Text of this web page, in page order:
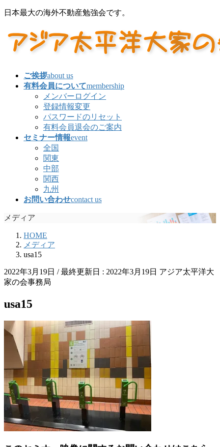
コ
テ
ナ
ゲ
日本最大の海外不動産勉強会です。
ご挨拶about us
有料会員についてmembership
メンバーログイン
登録情報変更
パスワードのリセット
有料会員退会のご案内
セミナー情報event
全国
関東
中部
関西
九州
お問い合わせcontact us
メディア
HOME
メディア
usa15
2022年3月19日 / 最終更新日 : 2022年3月19日 アジア太平洋大
家の会事務局
usa15